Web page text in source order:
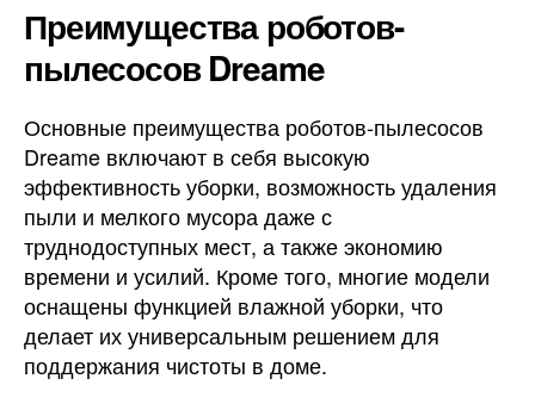
Преимущества роботов-
пылесосов Dreame
Основные преимущества роботов-пылесосов
Dreame включают в себя высокую
эффективность уборки, возможность удаления
пыли и мелкого мусора даже с
труднодоступных мест, а также экономию
времени и усилий. Кроме того, многие модели
оснащены функцией влажной уборки, что
делает их универсальным решением для
поддержания чистоты в доме.